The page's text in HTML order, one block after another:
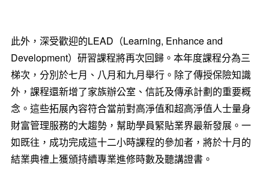
此外，深受歡迎的LEAD（Learning, Enhance and
Development）研習課程將再次回歸。本年度課程分為三
梯次，分別於七月、八月和九月舉行。除了傳授保險知識
外，課程還新增了家族辦公室、信託及傳承計劃的重要概
念。這些拓展內容符合當前對高淨值和超高淨值人士量身
財富管理服務的大趨勢，幫助學員緊貼業界最新發展。一
如既往，成功完成這十二小時課程的參加者，將於十月的
結業典禮上獲頒持續專業進修時數及聽講證書。